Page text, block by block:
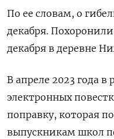
По ее словам, о
декабря.
декабря в деревне
В апреле 2023 года в
электронных
поправку, которая
выпускникам школ